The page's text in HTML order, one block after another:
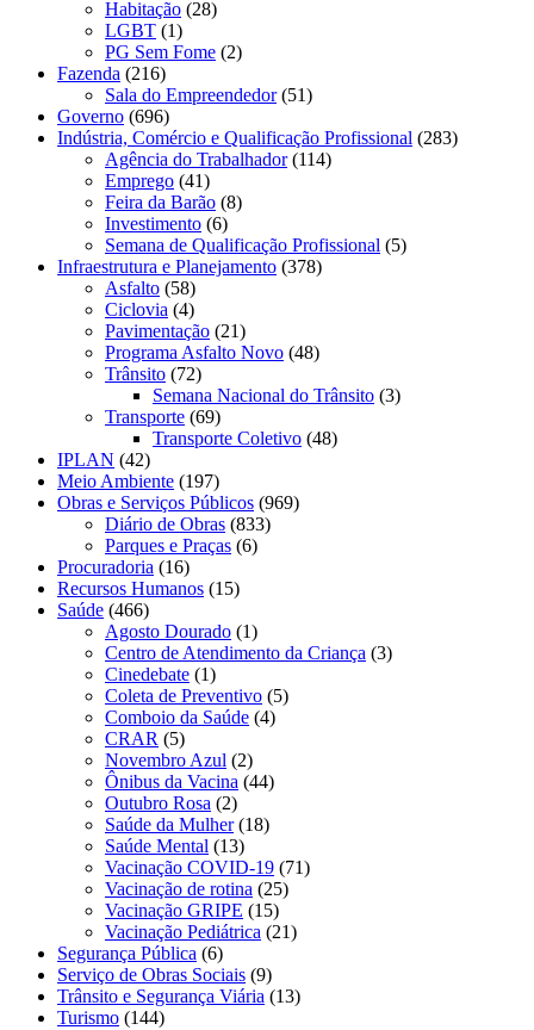
Habitação (28)
LGBT (1)
PG Sem Fome (2)
Fazenda (216)
Sala do Empreendedor(51)
Governo (696)
Indústria, Comércio e Qualificação Profissional (283)
Agência do Trabalhador(114)
Emprego (41)
Feira da Barão (8)
Investimento (6)
Semana de Qualificação Profissional (5)
Infraestrutura e Planejamento (378)
Asfalto (58)
Ciclovia (4)
Pavimentação (21)
Programa Asfalto Novo (48)
Trânsito (72)
Semana Nacional do Trânsito (3)
Transporte (69)
Transporte Coletivo (48)
IPLAN (42)
Meio Ambiente (197)
Obras e Serviços Públicos (969)
Diário de Obras (833)
Parques e Praças (6)
Procuradoria (16)
Recursos Humanos (15)
Saúde (466)
Agosto Dourado (1)
Centro de Atendimento da Criança (3)
Cinedebate (1)
Coleta de Preventivo (5)
Comboio da Saúde (4)
CRAR (5)
Novembro Azul (2)
Ônibus da Vacina (44)
Outubro Rosa (2)
Saúde da Mulher(18)
Saúde Mental (13)
Vacinação COVID-19 (71)
Vacinação de rotina (25)
Vacinação GRIPE (15)
Vacinação Pediátrica (21)
Segurança Pública (6)
Serviço de Obras Sociais (9)
Trânsito e Segurança Viária (13)
Turismo (144)